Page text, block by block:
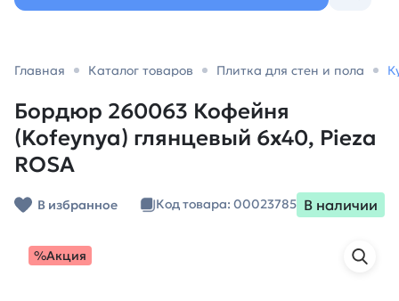
Главная Каталог товаров Плитка для стен и пола
Бордюр 260063 Кофейня
(Kofeynya) глянцевый 6х40, Pieza
ROSA
В избранное Код товара: 00023785 В наличии
%Акция